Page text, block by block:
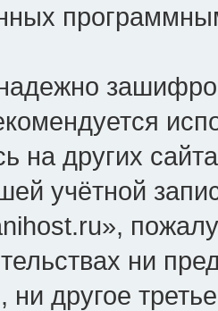
на других
учётной
ни
ни другое